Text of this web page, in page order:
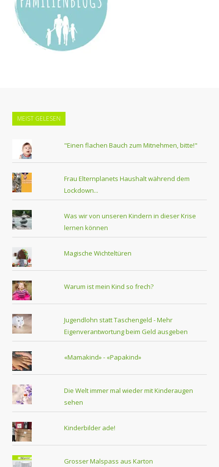
MEIST GELESEN
"Einen flachen Bauch zum Mitnehmen, bitte!"
Frau Elternplanets Haushalt während dem
Lockdown...
Was wir von unseren Kindern in dieser Krise
lernen können
Magische Wichteltüren
Warum ist mein Kind so frech?
Jugendlohn statt Taschengeld - Mehr
Eigenverantwortung beim Geld ausgeben
«Mamakind» - «Papakind»
Die Welt immer mal wieder mit Kinderaugen
sehen
Kinderbilder ade!
Grosser Malspass aus Karton